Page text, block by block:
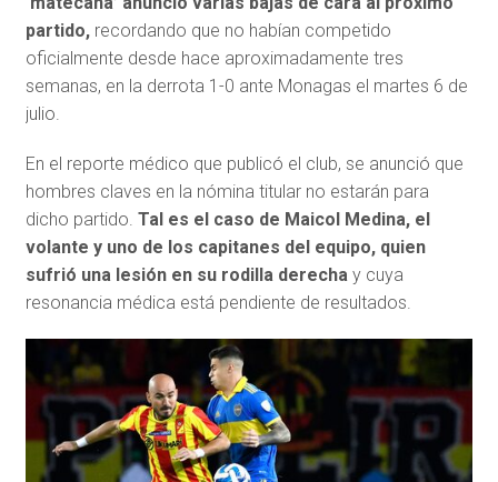
partido, recordando que no habían competido
oficialmente desde hace aproximadamente tres
semanas, en la derrota 1-0 ante Monagas el martes 6 de
julio.
En el reporte médico que publicó el club, se anunció que
hombres claves en la nómina titular no estarán para
dicho partido. Tal es el caso de Maicol Medina, el
volante y uno de los capitanes del equipo, quien
sufrió una lesión en su rodilla derechay cuya
resonancia médica está pendiente de resultados.